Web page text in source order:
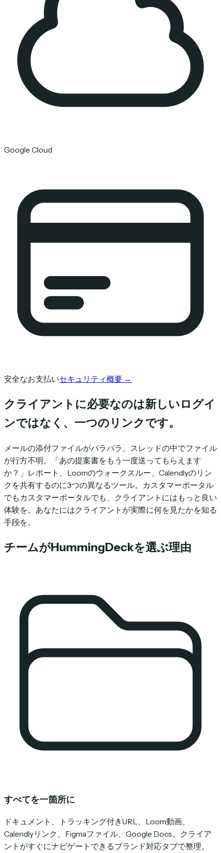
Google Cloud
安全なお支払いセキュリティ概要 →
クライアントに必要なのは新しいログイ
ンではなく、一つのリンクです。
メールの添付ファイルがバラバラ。スレッドの中でファイル
が行方不明。「あの提案書をもう一度送ってもらえます
か？」レポート、Loomのウォークスルー、Calendlyのリン
クを共有するのに3つの異なるツール。カスタマーポータル
でもカスタマーポータルでも、クライアントにはもっと良い
体験を。あなたにはクライアントが実際に何を見たかを知る
手段を。
チームがHummingDeckを選ぶ理由
すべてを一箇所に
ドキュメント、トラッキング付きURL、Loom動画、
Calendlyリンク、Figmaファイル、Google Docs。クライア
ントがすぐにナビゲートできるブランド対応タブで整理。